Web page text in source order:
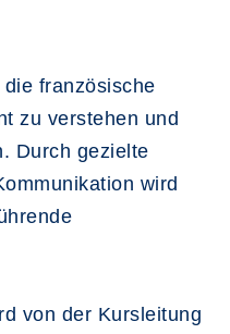
französische
zu verstehen und
Durch gezielte
wird
von der Kursleitung